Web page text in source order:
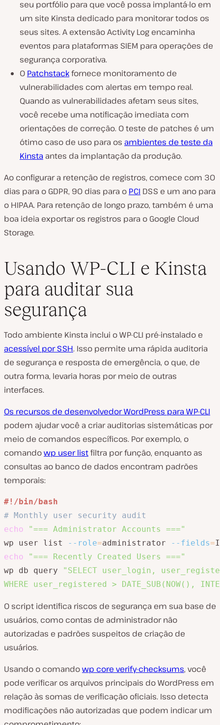
seu portfólio para que você possa implantá-lo em
um site Kinsta dedicado para monitorar todos os
seus sites. A extensão Activity Log encaminha
eventos para plataformas SIEM para operações de
segurança corporativa.
O Patchstackfornece monitoramento de
vulnerabilidades com alertas em tempo real.
Quando as vulnerabilidades afetam seus sites,
você recebe uma notificação imediata com
orientações de correção. O teste de patches é um
ótimo caso de uso para os ambientes de teste da
Kinsta antes da implantação da produção.
Ao configurar a retenção de registros, comece com 30
dias para o GDPR, 90 dias para o PCI DSS e um ano para
o HIPAA. Para retenção de longo prazo, também é uma
boa ideia exportar os registros para o Google Cloud
Storage.
Usando WP-CLI e Kinsta
para auditar sua
segurança
Todo ambiente Kinsta inclui o WP-CLI pré-instalado e
acessível por SSH. Isso permite uma rápida auditoria
de segurança e resposta de emergência, o que, de
outra forma, levaria horas por meio de outras
interfaces.
Os recursos de desenvolvedor WordPress para WP-CLI
podem ajudar você a criar auditorias sistemáticas por
meio de comandos específicos. Por exemplo, o
comandowp user listfiltra por função, enquanto as
consultas ao banco de dados encontram padrões
temporais:
#!/bin/bash
# Monthly user security audit
echo
"=== Administrator Accounts ==="
wp user list
--role=administrator --fields=
echo
"=== Recently Created Users ==="
wp db query
"SELECT user_login,
WHERE user_registered > DATE_SUB(NOW(),
O script identifica riscos de segurança em sua base de
usuários, como contas de administrador não
autorizadas e padrões suspeitos de criação de
usuários.
Usando o comandowp core verify-checksums, você
pode verificar os arquivos principais do WordPress em
relação às somas de verificação oficiais. Isso detecta
modificações não autorizadas que podem indicar um